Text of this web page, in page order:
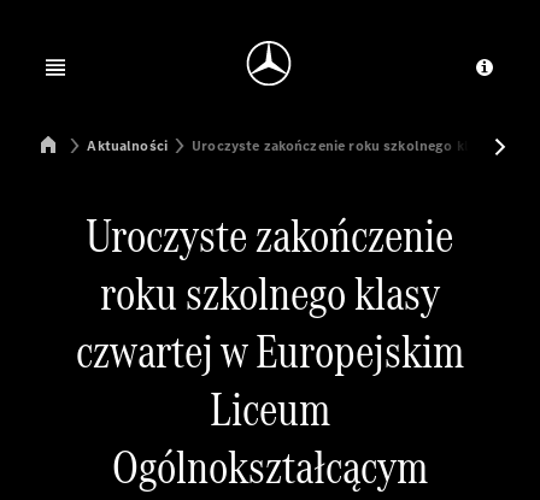
Open menu
Mercedes-Benz Manufacturing Poland
Aktualności Uroczyste zakończenie roku szkolnego klasy
Uroczyste zakończenie
roku szkolnego klasy
czwartej w Europejskim
Liceum
Ogólnokształcącym